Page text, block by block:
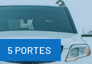
5 PORTES